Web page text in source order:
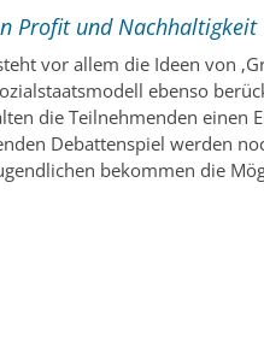
Profit und Nachhaltigkeit
vor allem die Ideen von
ebenso
die Teilnehmenden einen
Debattenspiel werden
bekommen die